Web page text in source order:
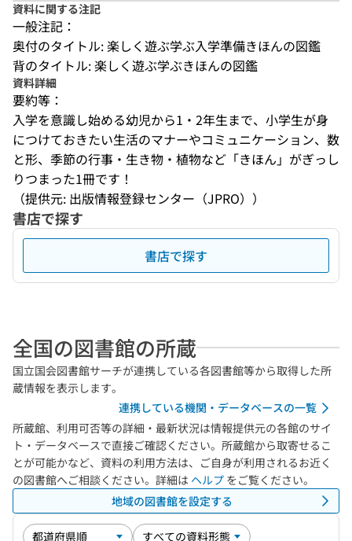
資料に関する注記
一般注記：
奥付のタイトル: 楽しく遊ぶ学ぶ入学準備きほんの図鑑
背のタイトル: 楽しく遊ぶ学ぶきほんの図鑑
資料詳細
要約等：
入学を意識し始める幼児から1・2年生まで、小学生が身
につけておきたい生活のマナーやコミュニケーション、数
と形、季節の行事・生き物・植物など「きほん」がぎっし
りつまった1冊です！
（提供元: 出版情報登録センター（JPRO））
書店で探す
書店で探す
全国の図書館の所蔵
国立国会図書館サーチが連携している各図書館等から取得した所
蔵情報を表示します。
連携している機関・データベースの一覧
所蔵館、利用可否等の詳細・最新状況は情報提供元の各館のサイ
ト・データベースで直接ご確認ください。所蔵館から取寄せるこ
とが可能かなど、資料の利用方法は、ご自身が利用されるお近く
の図書館へご相談ください。詳細は ヘルプ をご覧ください。
地域の図書館を設定する